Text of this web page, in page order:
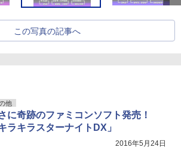
この写真の記事へ
他
に奇跡のファミコンソフト発売！
キラキラスターナイトDX」
2016年5月24日